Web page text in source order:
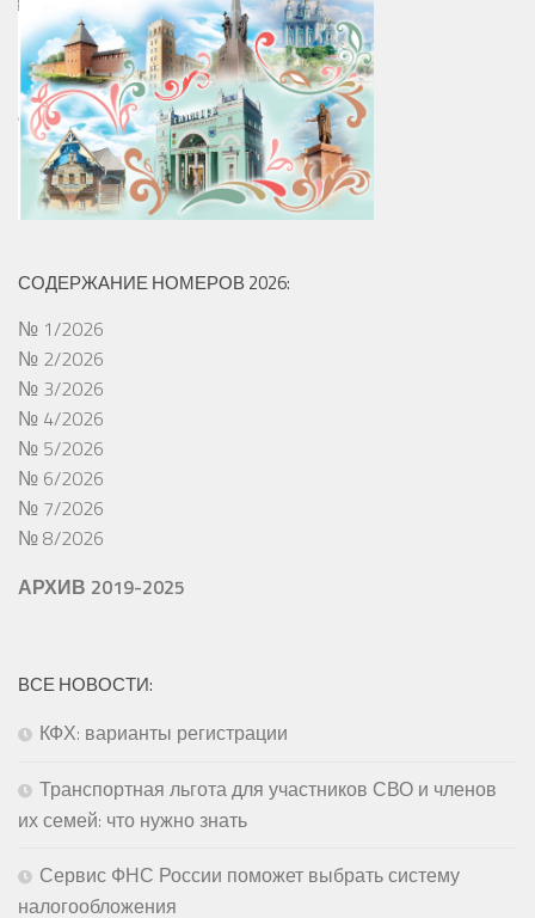
СОДЕРЖАНИЕ НОМЕРОВ 2026:
№ 1/2026
№ 2/2026
№ 3/2026
№ 4/2026
№ 5/2026
№ 6/2026
№ 7/2026
№ 8/2026
АРХИВ 2019-2025
ВСЕ НОВОСТИ:
КФХ: варианты регистрации
Транспортная льгота для участников СВО и членов
их семей: что нужно знать
Сервис ФНС России поможет выбрать систему
налогообложения